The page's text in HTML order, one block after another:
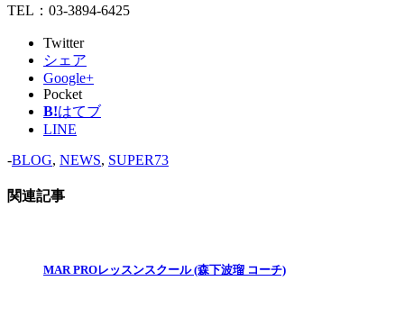
TEL：03-3894-6425
Twitter
シェア
Google+
Pocket
B!はてブ
LINE
-BLOG, NEWS, SUPER73
関連記事
MAR PROレッスンスクール (森下波瑠 コーチ)